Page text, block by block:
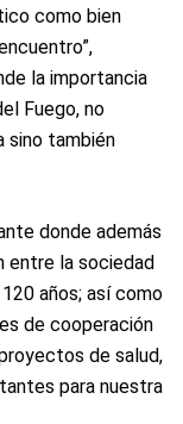
como bien
la importancia
Fuego, no
sino también
donde además
entre la sociedad
años; así como
de cooperación
de salud,
para nuestra